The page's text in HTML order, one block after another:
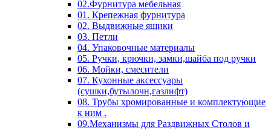
02.Фурнитура мебельная
01. Крепежная фурнитура
02. Выдвижные ящики
03. Петли
04. Упаковочные материалы
05. Ручки, крючки, замки,шайба под ручки
06. Мойки, смесители
07. Кухонные аксессуары
(сушки,бутылочн,газлифт)
08. Трубы хромированные и комплектующие
к ним .
09.Механизмы для Раздвижных Столов и